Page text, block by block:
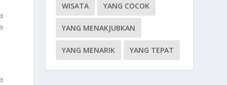
WISATA YANG COCOK
YANG MENAKJUBKAN
YANG MENARIK YANG TEPAT